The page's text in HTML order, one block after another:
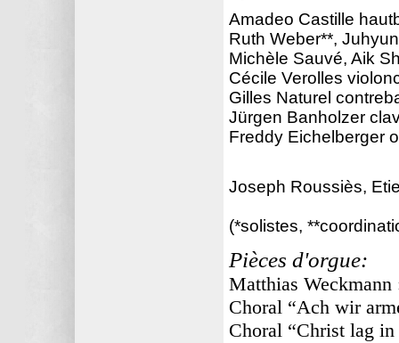
Amadeo Castille
Ruth Weber**,
Michèle Sauvé, Aik
Cécile Verolles
Gilles Naturel
Jürgen Banholzer
Freddy Eichelberger
Joseph Roussiès,
(*solistes,
Pièces d'orgue:
Matthias
Choral “Ach wir
Choral “Christ lag